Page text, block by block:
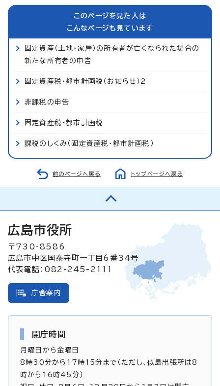
このページを見た人は
こんなページも見ています
固定資産（土地・家屋）の所有者が亡くなられた場合の
新たな所有者の申告
固定資産税・都市計画税（お知らせ）2
非課税の申告
固定資産税・都市計画税
課税のしくみ（固定資産税・都市計画税）
前のページへ戻る トップページへ戻る
広島市役所
〒730-8586
広島市中区国泰寺町一丁目6番34号
代表電話：082-245-2111
庁舎案内
開庁時間
月曜日から金曜日
8時30分から17時15分まで（ただし、似島出張所は8
時から16時45分）